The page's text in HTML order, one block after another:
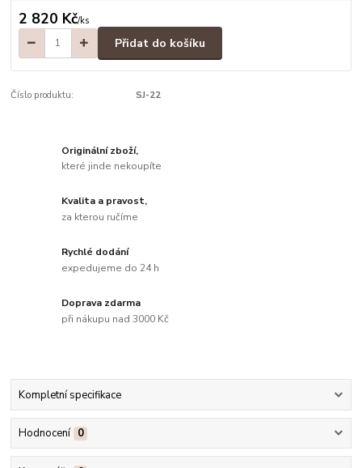
2 820 Kč/ks
Přidat do košíku
Číslo produktu: SJ-22
Originální zboží,
které jinde nekoupíte
Kvalita a pravost,
za kterou ručíme
Rychlé dodání
expedujeme do 24 h
Doprava zdarma
při nákupu nad 3000 Kč
Kompletní specifikace
Hodnocení 0